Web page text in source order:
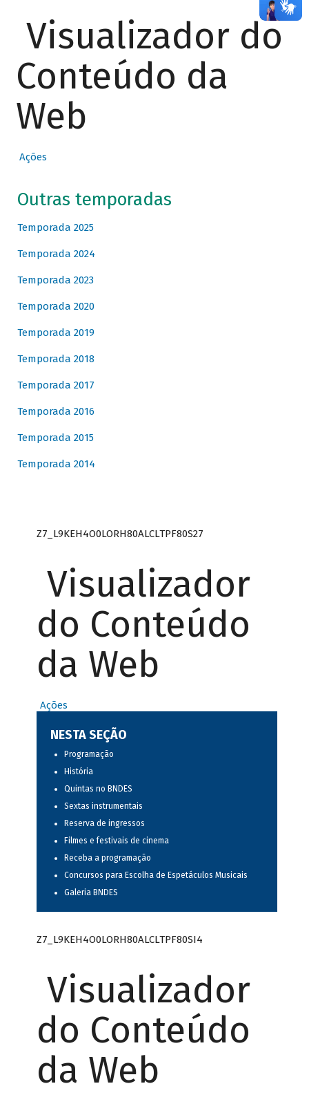
Visualizador do
Conteúdo da
Web
Ações
Outras temporadas
Temporada 2025
Temporada 2024
Temporada 2023
Temporada 2020
Temporada 2019
Temporada 2018
Temporada 2017
Temporada 2016
Temporada 2015
Temporada 2014
Z7_L9KEH4O0LORH80ALCLTPF80S27
Visualizador
do Conteúdo
da Web
Ações
NESTA SEÇÃO
Programação
História
Quintas no BNDES
Sextas instrumentais
Reserva de ingressos
Filmes e festivais de cinema
Receba a programação
Concursos para Escolha de Espetáculos Musicais
Galeria BNDES
Z7_L9KEH4O0LORH80ALCLTPF80SI4
Visualizador
do Conteúdo
da Web